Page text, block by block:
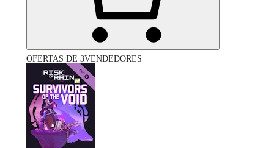
OFERTAS DE 3VENDEDORES